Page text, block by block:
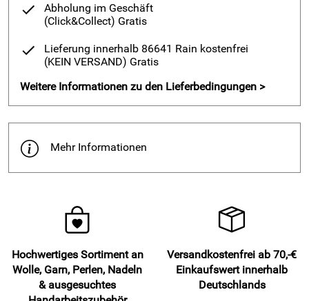
Abholung im Geschäft
(Click&Collect) Gratis
Lieferung innerhalb 86641 Rain kostenfrei
(KEIN VERSAND) Gratis
Weitere Informationen zu den Lieferbedingungen >
Mehr Informationen
Hochwertiges Sortiment an
Wolle, Garn, Perlen, Nadeln
& ausgesuchtes
Versandkostenfrei ab 70,-€
Einkaufswert innerhalb
Deutschlands